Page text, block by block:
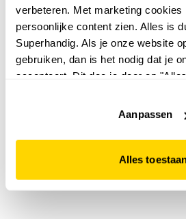
verbeteren. Met marketing cookies
persoonlijke content zien. Alles is
Superhandig. Als je onze website
gebruiken, dan is het nodig dat je
accepteert. Dit doe je door op
website niet optimaal functioneert.
Aanpassen
Alles